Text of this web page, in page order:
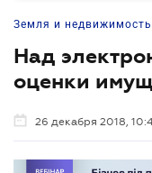
Земля и недвижимость
Над
оценки
26 декабря 2018,